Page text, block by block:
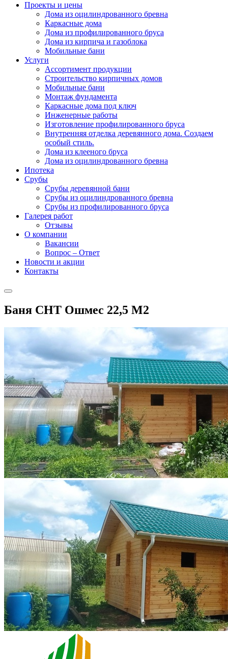
Проекты и цены
Дома из оцилиндрованного бревна
Каркасные дома
Дома из профилированного бруса
Дома из кирпича и газоблока
Мобильные бани
Услуги
Ассортимент продукции
Строительство кирпичных домов
Мобильные бани
Монтаж фундамента
Каркасные дома под ключ
Инженерные работы
Изготовление профилированного бруса
Внутренняя отделка деревянного дома. Создаем
особый стиль.
Дома из клееного бруса
Дома из оцилиндрованного бревна
Ипотека
Срубы
Срубы деревянной бани
Срубы из оцилиндрованного бревна
Срубы из профилированного бруса
Галерея работ
Отзывы
О компании
Вакансии
Вопрос – Ответ
Новости и акции
Контакты
Баня СНТ Ошмес 22,5 М2